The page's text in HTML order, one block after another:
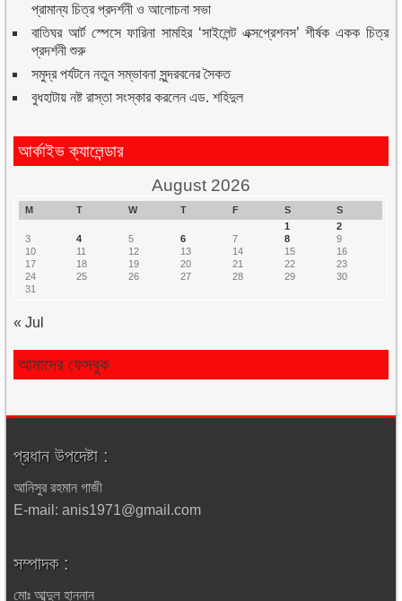
প্রামান্য চিত্র প্রদর্শনী ও আলোচনা সভা
বাতিঘর আর্ট স্পেসে ফারিনা সামহির ‘সাইলেন্ট এক্সপ্রেশনস’ শীর্ষক একক চিত্র
প্রদর্শনী শুরু
সমুদ্র পর্যটনে নতুন সম্ভাবনা সুন্দরবনের সৈকত
বুধহাটায় নষ্ট রাস্তা সংস্কার করলেন এড. শহিদুল
আর্কাইভ ক্যালেন্ডার
August 2026
M T W T F S
S
1
2
3
4 5 6 7 8
9
10
11 12 13 14 15
16
17
18 19 20 21 22
23
24
25 26 27 28 29
30
31
« Jul
আমাদের ফেসবুক
প্রধান উপদেষ্টা :
আনিসুর রহমান গাজী
E-mail: anis1971@gmail.com
সম্পাদক :
মোঃ আব্দুল হান্নান